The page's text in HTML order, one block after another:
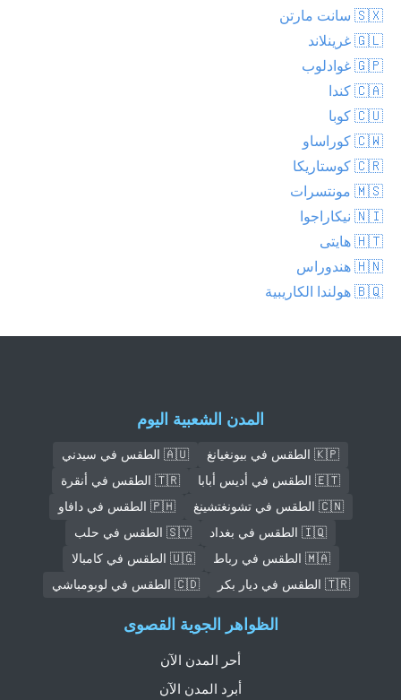
🇸🇽 سانت مارتن
🇬🇱 غرينلاند
🇬🇵 غوادلوب
🇨🇦 كندا
🇨🇺 كوبا
🇨🇼 كوراساو
🇨🇷 كوستاريكا
🇲🇸 مونتسرات
🇳🇮 نيكاراجوا
🇭🇹 هايتى
🇭🇳 هندوراس
🇧🇶 هولندا الكاريبية
المدن الشعبية اليوم
🇰🇵 الطقس في بيونغيانغ
🇦🇺 الطقس في سيدني
🇪🇹 الطقس في أديس أبابا
🇹🇷 الطقس في أنقرة
🇨🇳 الطقس في تشونغتشينغ
🇵🇭 الطقس في دافاو
🇮🇶 الطقس في بغداد
🇸🇾 الطقس في حلب
🇲🇦 الطقس في رباط
🇺🇬 الطقس في كامبالا
🇹🇷 الطقس في ديار بكر
🇨🇩 الطقس في لوبومباشي
الظواهر الجوية القصوى
أحر المدن الآن
أبرد المدن الآن